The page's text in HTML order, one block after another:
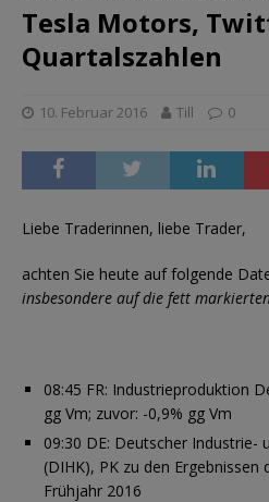
Tesla Motors,
Quartalszahlen
10. Februar 2016 Till 0
Liebe Traderinnen, liebe Trader,
achten Sie heute auf folgende
insbesondere auf die fett
08:45 FR: Industrieproduktion
gg Vm; zuvor: -0,9% gg Vm
09:30 DE: Deutscher Industrie-
(DIHK), PK zu den
Frühjahr 2016